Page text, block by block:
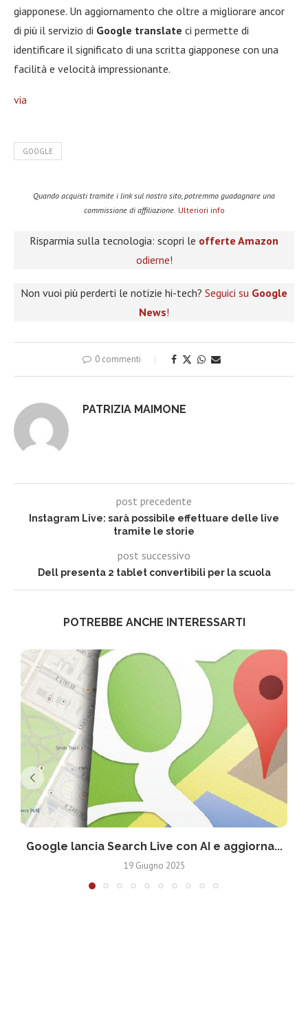
giapponese. Un aggiornamento che oltre a migliorare ancor
di più il servizio di Google translate ci permette di
identificare il significato di una scritta giapponese con una
facilità e velocità impressionante.
via
GOOGLE
Quando acquisti tramite i link sul nostro sito, potremmo guadagnare una
commissione di affiliazione. Ulteriori info
Risparmia sulla tecnologia: scopri le offerte Amazon
odierne!
Non vuoi più perderti le notizie hi-tech? Seguici su Google
News!
0 commenti
PATRIZIA MAIMONE
post precedente
Instagram Live: sarà possibile effettuare delle live
tramite le storie
post successivo
Dell presenta 2 tablet convertibili per la scuola
POTREBBE ANCHE INTERESSARTI
Google lancia Search Live con AI e aggiorna...
19 Giugno 2025